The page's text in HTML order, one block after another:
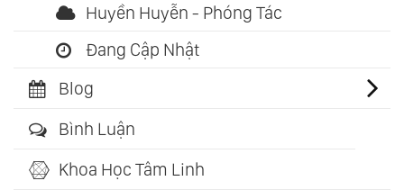
Huyền Huyễn - Phóng Tác
Đang Cập Nhật
Blog
Bình Luận
Khoa Học Tâm Linh